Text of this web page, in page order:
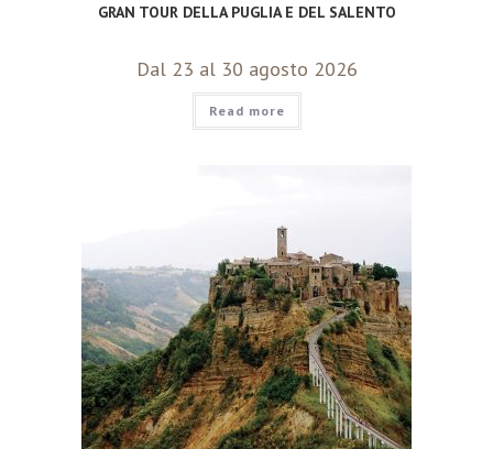
GRAN TOUR DELLA PUGLIA E DEL SALENTO
Dal 23 al 30 agosto 2026
Read more